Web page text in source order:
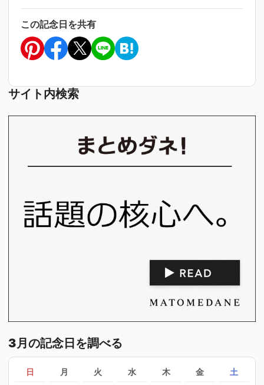
この記念日を共有
サイト内検索
3月の記念日を調べる
日 月 火 水 木 金 土